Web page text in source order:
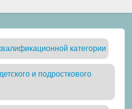
категории
и подросткового